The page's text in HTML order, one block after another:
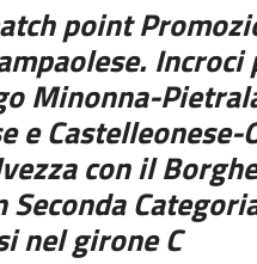
point
Minonna-
e
con il
nel girone C